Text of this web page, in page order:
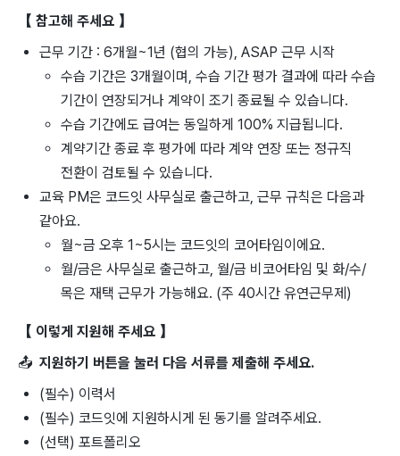
【 참고해 주세요 】
근무 기간 : 6개월~1년 (협의 가능), ASAP 근무 시작
수습 기간은 3개월이며, 수습 기간 평가 결과에 따라 수습
기간이 연장되거나 계약이 조기 종료될 수 있습니다.
수습 기간에도 급여는 동일하게 100% 지급됩니다.
계약기간 종료 후 평가에 따라 계약 연장 또는 정규직
전환이 검토될 수 있습니다.
교육 PM은 코드잇 사무실로 출근하고, 근무 규칙은 다음과
같아요.
월~금 오후 1~5시는 코드잇의 코어타임이에요.
월/금은 사무실로 출근하고, 월/금 비코어타임 및 화/수/
목은 재택 근무가 가능해요. (주 40시간 유연근무제)
【 이렇게 지원해 주세요 】
📤 지원하기 버튼을 눌러 다음 서류를 제출해 주세요.
(필수) 이력서
(필수) 코드잇에 지원하시게 된 동기를 알려주세요.
(선택) 포트폴리오